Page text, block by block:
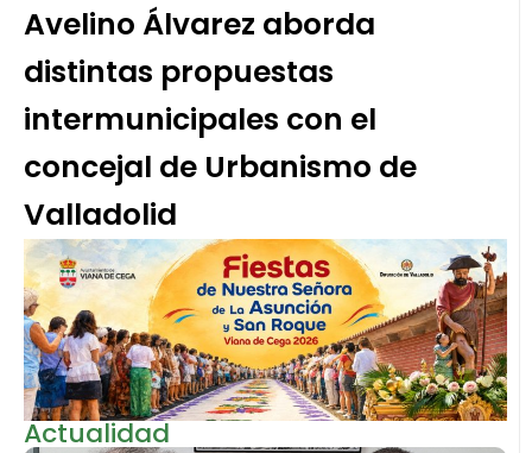
Avelino Álvarez aborda
distintas propuestas
intermunicipales con el
concejal de Urbanismo de
Valladolid
Actualidad